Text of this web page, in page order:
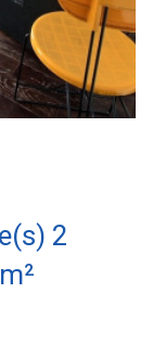
chambre(s) 56.1 m²